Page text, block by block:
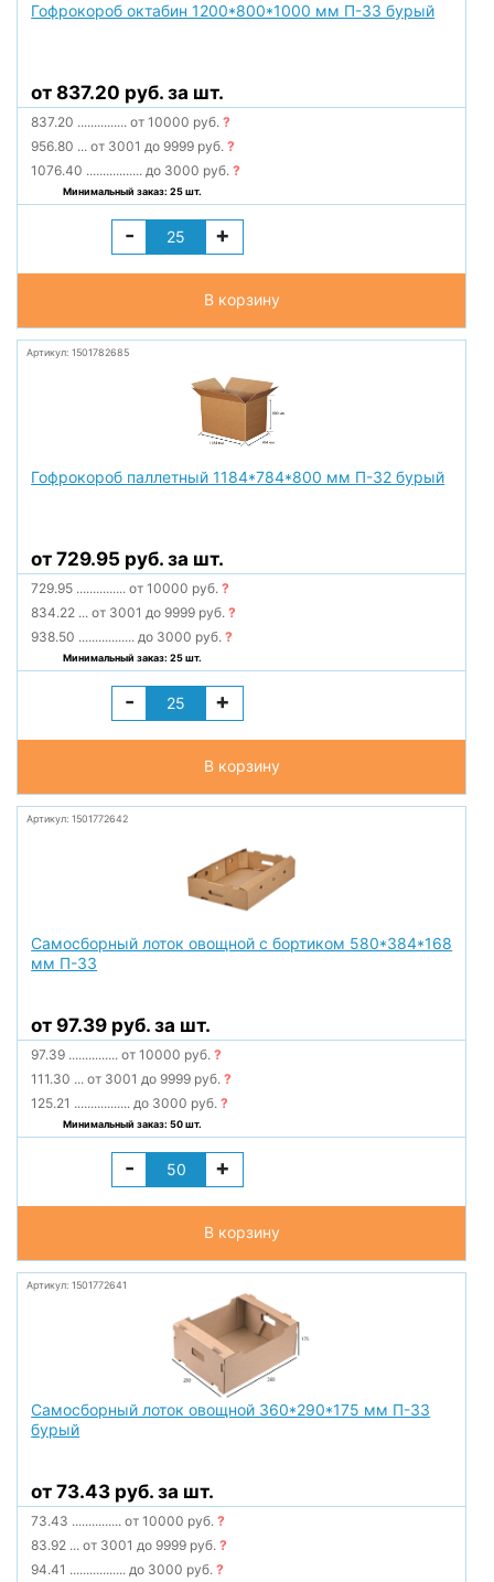
Гофрокороб октабин 1200*800*1000 мм П-33 бурый
от 837.20 руб. за шт.
837.20 ............... от 10000 руб.?
956.80 ... от 3001 до 9999 руб.?
1076.40 ................. до 3000 руб.?
Минимальный заказ: 25 шт.
- +
В корзину
Артикул: 1501782685
Гофрокороб паллетный 1184*784*800 мм П-32 бурый
от 729.95 руб. за шт.
729.95 ............... от 10000 руб.?
834.22 ... от 3001 до 9999 руб.?
938.50 ................. до 3000 руб.?
Минимальный заказ: 25 шт.
- +
В корзину
Артикул: 1501772642
Самосборный лоток овощной с бортиком 580*384*168
мм П-33
от 97.39 руб. за шт.
97.39 ............... от 10000 руб.?
111.30 ... от 3001 до 9999 руб.?
125.21 ................. до 3000 руб.?
Минимальный заказ: 50 шт.
- +
В корзину
Артикул: 1501772641
Самосборный лоток овощной 360*290*175 мм П-33
бурый
от 73.43 руб. за шт.
73.43 ............... от 10000 руб.?
83.92 ... от 3001 до 9999 руб.?
94.41 ................. до 3000 руб.?